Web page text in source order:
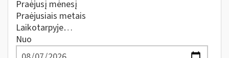
Praėjusį mėnesį
Praėjusiais metais
Laikotarpyje…
Nuo